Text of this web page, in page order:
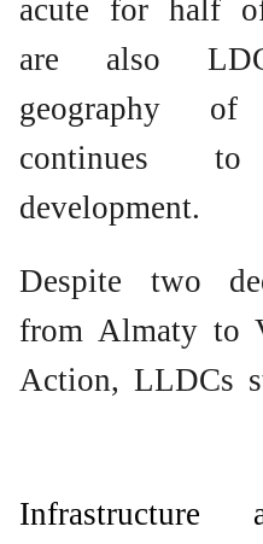
acute for half
are also
geography of
continues
development.
Despite two
from Almaty to
Action, LLDCs
Infrastructure